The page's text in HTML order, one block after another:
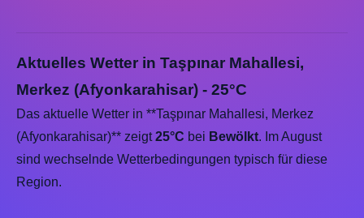
Aktuelles Wetter in Taşpınar Mahallesi,
Merkez (Afyonkarahisar) - 25°C
Das aktuelle Wetter in **Taşpınar Mahallesi, Merkez
(Afyonkarahisar)** zeigt25°C bei Bewölkt. Im August
sind wechselnde Wetterbedingungen typisch für diese
Region.